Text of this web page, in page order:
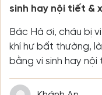
sinh hay nội tiết &
Bác Hà ơi, cháu bị
khí hư bất thường,
bằng vi sinh hay